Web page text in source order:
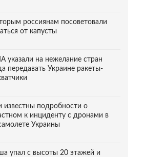
россиянам посоветовали
от капусты
указали на нежелание стран
передавать Украине ракеты-
известны подробности о
к инциденту с дронами в
Украины
упал с высоты 20 этажей и